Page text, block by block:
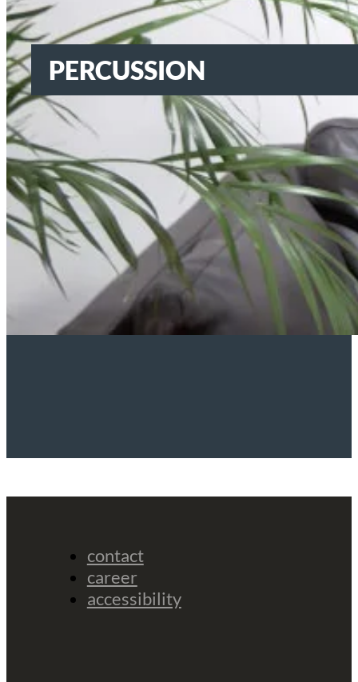
PERCUSSION
contact
career
accessibility